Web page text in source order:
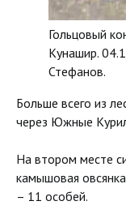
Гольцовый
Кунашир.
Стефанов.
Больше всего из
через Южные
На втором месте
камышовая
– 11 особей.